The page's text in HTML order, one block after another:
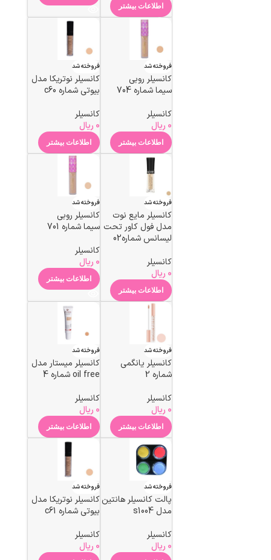
اطلاعات بیشتر
فروخته شد
کانسیلر روبی
سیما شماره 704
کانسیلر
0 ریال
اطلاعات بیشتر
فروخته شد
کانسیلر نوتریکا مدل
بیوتی شماره c60
کانسیلر
0 ریال
اطلاعات بیشتر
فروخته شد
کانسیلر مایع نوت
مدل فول کاور تحت
لیسانس شماره02
کانسیلر
0 ریال
اطلاعات بیشتر
فروخته شد
کانسیلر روبی
سیما شماره 701
کانسیلر
0 ریال
اطلاعات بیشتر
فروخته شد
کانسیلر یانگمی
شماره 2
کانسیلر
0 ریال
اطلاعات بیشتر
فروخته شد
کانسیلر میستار مدل
oil free شماره 4
کانسیلر
0 ریال
اطلاعات بیشتر
فروخته شد
پالت کانسیلر هانتین
مدل s1004
کانسیلر
0 ریال
فروخته شد
کانسیلر نوتریکا مدل
بیوتی شماره c61
کانسیلر
0 ریال